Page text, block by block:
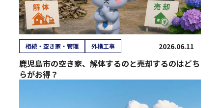
相続・空き家・管理 外構工事 2026.06.11
鹿児島市の空き家、解体するのと売却するのはどち
らがお得？